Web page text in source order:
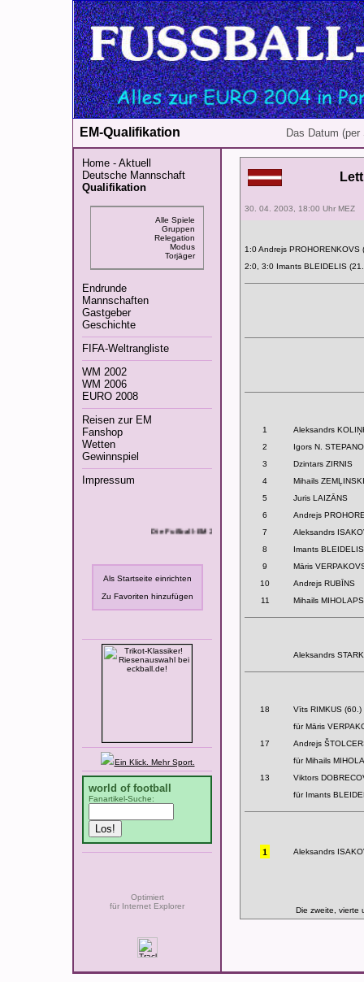
EM-Qualifikation Das Datum
Home - Aktuell
Deutsche Mannschaft
Qualifikation
Alle Spiele
Gruppen
Relegation
Modus
Torjäger
Endrunde
Mannschaften
Gastgeber
Geschichte
FIFA-Weltrangliste
WM 2002
WM 2006
EURO 2008
Reisen zur EM
Fanshop
Wetten
Gewinnspiel
Impressum
Die Fußball-EM 2008 hat begonnen!
Als Startseite einrichten
Zu Favoriten hinzufügen
Ein Klick. Mehr Sport.
world of football
Fanartikel-Suche:
Optimiert
für Internet Explorer
30. 04. 2003, 18:00 Uhr MEZ
1:0 Andrejs PROHORENKOVS
2:0, 3:0 Imants BLEIDELIS
1
Aleksandrs
2
Igors N.
3
Dzintars ZIRNIS
4
Mihails
5
Juris LAIZĀNS
6
Andrejs
7
Aleksandrs
8
Imants BLEIDELIS
9
Māris
10
Andrejs RUBĪNS
11
Mihails MIHOLAPS
Aleksandrs
18
Vīts RIMKUS (60.)
für Māris
17
Andrejs
für Mihails
13
Viktors
für Imants
Aleksandrs
Die zweite, vierte